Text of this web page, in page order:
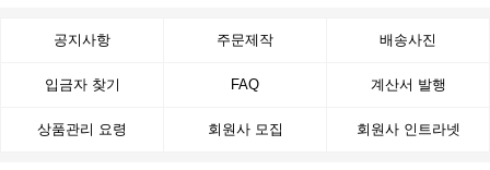
공지사항 주문제작 배송사진
입금자 찾기 FAQ 계산서 발행
상품관리 요령 회원사 모집 회원사 인트라넷